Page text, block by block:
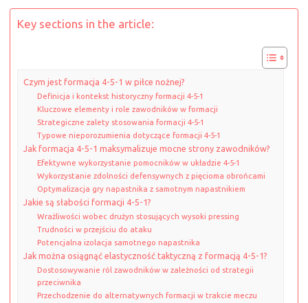
Key sections in the article:
Czym jest formacja 4-5-1 w piłce nożnej?
Definicja i kontekst historyczny formacji 4-5-1
Kluczowe elementy i role zawodników w formacji
Strategiczne zalety stosowania formacji 4-5-1
Typowe nieporozumienia dotyczące formacji 4-5-1
Jak formacja 4-5-1 maksymalizuje mocne strony zawodników?
Efektywne wykorzystanie pomocników w układzie 4-5-1
Wykorzystanie zdolności defensywnych z pięcioma obrońcami
Optymalizacja gry napastnika z samotnym napastnikiem
Jakie są słabości formacji 4-5-1?
Wrażliwości wobec drużyn stosujących wysoki pressing
Trudności w przejściu do ataku
Potencjalna izolacja samotnego napastnika
Jak można osiągnąć elastyczność taktyczną z formacją 4-5-1?
Dostosowywanie ról zawodników w zależności od strategii
przeciwnika
Przechodzenie do alternatywnych formacji w trakcie meczu